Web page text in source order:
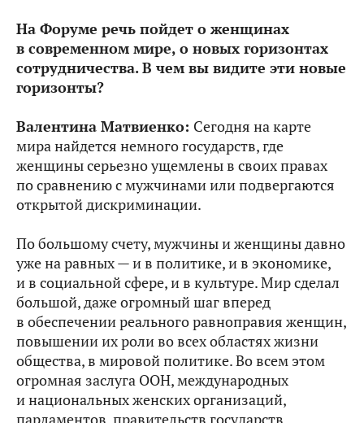
На Форуме речь пойдет о женщинах
в современном мире, о новых горизонтах
сотрудничества. В чем вы видите эти новые
горизонты?
Валентина Матвиенко: Сегодня на карте
мира найдется немного государств, где
женщины серьезно ущемлены в своих правах
по сравнению с мужчинами или подвергаются
открытой дискриминации.
По большому счету, мужчины и женщины давно
уже на равных — и в политике, и в экономике,
и в социальной сфере, и в культуре. Мир сделал
большой, даже огромный шаг вперед
в обеспечении реального равноправия женщин,
повышении их роли во всех областях жизни
общества, в мировой политике. Во всем этом
огромная заслуга ООН, международных
и национальных женских организаций,